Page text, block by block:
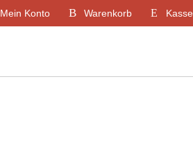
Mein Konto Warenkorb Kasse